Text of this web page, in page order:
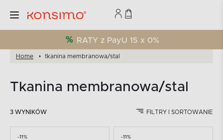
RATY z PayU 15 x 0%
Home tkanina membranowa/stal
tkanina membranowa/stal
3 WYNIKÓW FILTRY I SORTOWANIE
-11% -11%